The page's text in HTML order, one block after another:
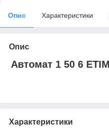
Опис Характеристики
Опис
Автомат 1 50 6
Характеристики